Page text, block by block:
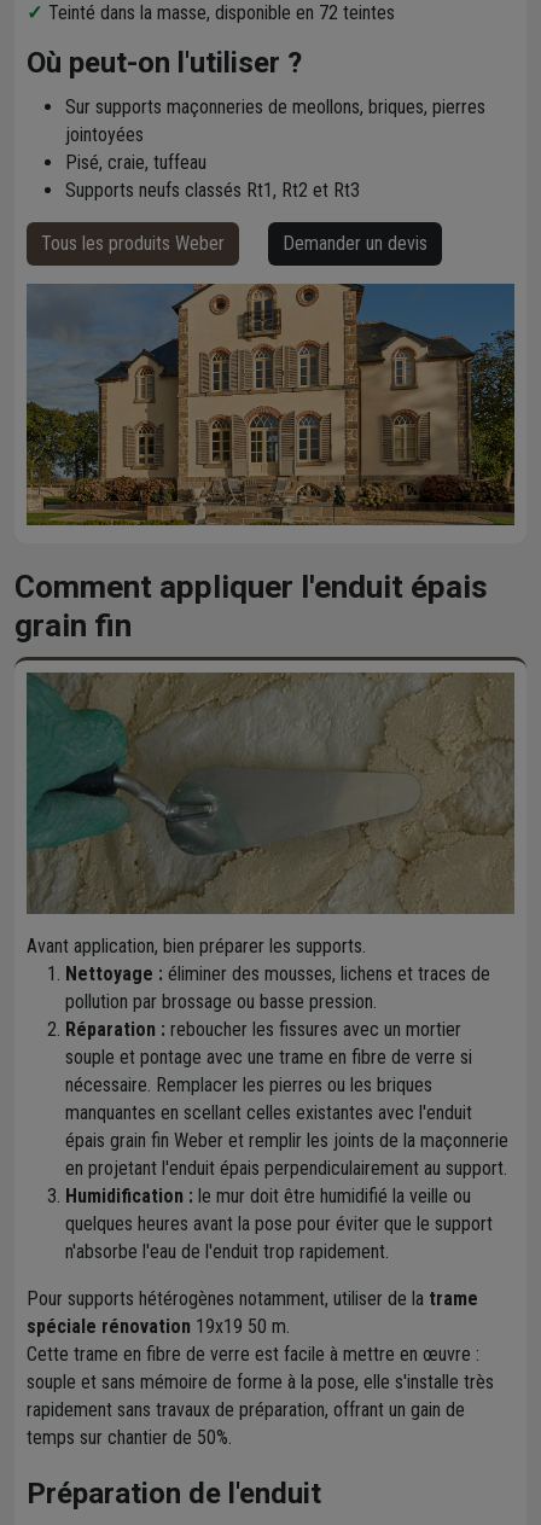
Teinté dans la masse, disponible en 72 teintes
Où peut-on l'utiliser ?
Sur supports maçonneries de meollons, briques, pierres
jointoyées
Pisé, craie, tuffeau
Supports neufs classés Rt1, Rt2 et Rt3
Tous les produits Weber Demander un devis
Comment appliquer l'enduit épais
grain fin
Avant application, bien préparer les supports.
Nettoyage : éliminer des mousses, lichens et traces de
pollution par brossage ou basse pression.
Réparation : reboucher les fissures avec un mortier
souple et pontage avec une trame en fibre de verre si
nécessaire. Remplacer les pierres ou les briques
manquantes en scellant celles existantes avec l'enduit
épais grain fin Weber et remplir les joints de la maçonnerie
en projetant l'enduit épais perpendiculairement au support.
Humidification : le mur doit être humidifié la veille ou
quelques heures avant la pose pour éviter que le support
n'absorbe l'eau de l'enduit trop rapidement.
Pour supports hétérogènes notamment, utiliser de la trame
spéciale rénovation 19x19 50 m.
Cette trame en fibre de verre est facile à mettre en œuvre :
souple et sans mémoire de forme à la pose, elle s'installe très
rapidement sans travaux de préparation, offrant un gain de
temps sur chantier de 50%.
Préparation de l'enduit